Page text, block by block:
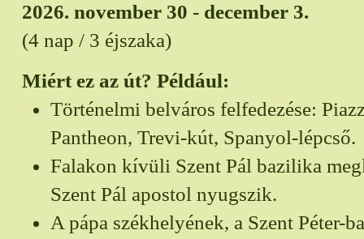
2026. november 30 - december 3.
(4 nap / 3 éjszaka)
Miért ez az út? Például:
Történelmi belváros felfedezése:
Pantheon, Trevi-kút, Spanyol-lépcső.
Falakon kívüli Szent Pál bazilika
Szent Pál apostol nyugszik.
A pápa székhelyének, a Szent Péter-